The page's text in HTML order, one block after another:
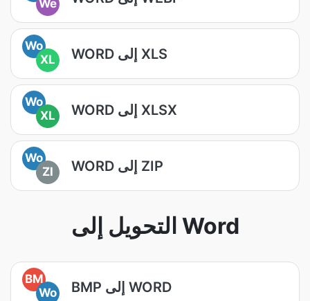
We
Wo
XL
WORD إلى XLS
Wo
XL
WORD إلى XLSX
Wo
ZI
WORD إلى ZIP
التحويل إلى Word
BM
Wo
BMP إلى WORD